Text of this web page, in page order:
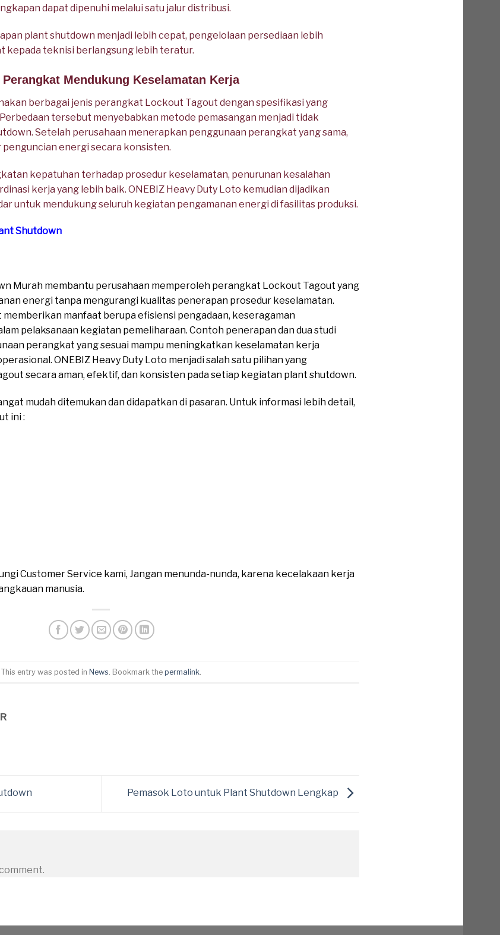
dapat dipenuhi melalui satu jalur distribusi.
plant shutdown menjadi lebih cepat, pengelolaan persediaan lebih
kepada teknisi berlangsung lebih teratur.
Mendukung Keselamatan Kerja
berbagai jenis perangkat Lockout Tagout dengan spesifikasi yang
tersebut menyebabkan metode pemasangan menjadi tidak
Setelah perusahaan menerapkan penggunaan perangkat yang sama,
energi secara konsisten.
kepatuhan terhadap prosedur keselamatan, penurunan kesalahan
kerja yang lebih baik. ONEBIZ Heavy Duty Loto kemudian dijadikan
untuk mendukung seluruh kegiatan pengamanan energi di fasilitas produksi.
Shutdown
Murah membantu perusahaan memperoleh perangkat Lockout Tagout yang
energi tanpa mengurangi kualitas penerapan prosedur keselamatan.
manfaat berupa efisiensi pengadaan, keseragaman
pelaksanaan kegiatan pemeliharaan. Contoh penerapan dan dua studi
perangkat yang sesuai mampu meningkatkan keselamatan kerja
ONEBIZ Heavy Duty Loto menjadi salah satu pilihan yang
secara aman, efektif, dan konsisten pada setiap kegiatan plant shutdown.
mudah ditemukan dan didapatkan di pasaran. Untuk informasi lebih detail,
ini :
Customer Service kami, Jangan menunda-nunda, karena kecelakaan kerja
manusia.
This entry was posted in News . Bookmark the permalink
Pemasok Loto untuk Plant Shutdown Lengkap